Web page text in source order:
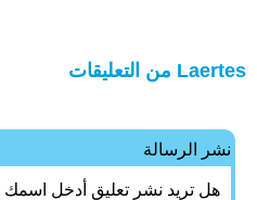
Laertes من التعليقات
نشر الرسالة
هل تريد نشر تعليق أدخل اسمك